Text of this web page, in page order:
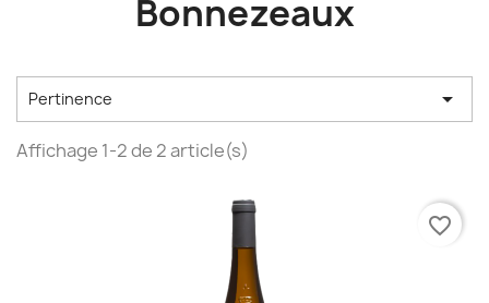
Bonnezeaux
Pertinence 
Affichage 1-2 de 2 article(s)
favorite_border